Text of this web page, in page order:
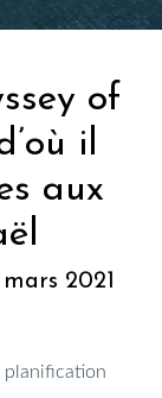
of
il
aux
2021
planification